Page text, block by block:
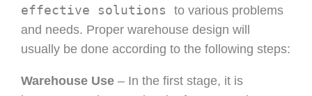
effective solutionsto various problems
and needs. Proper warehouse design will
usually be done according to the following steps:
Warehouse Use – In the first stage, it is